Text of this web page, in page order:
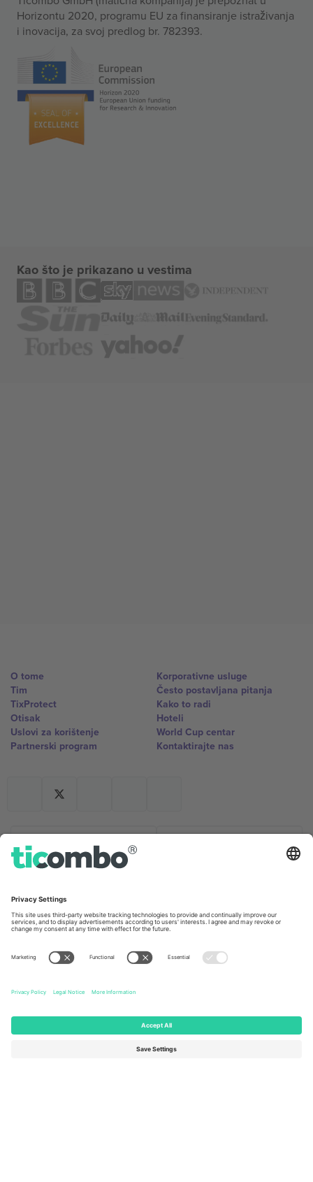
Horizontu 2020, programu EU za finansiranje istraživanja
i inovacija, za svoj predlog br. 782393.
Kao što je prikazano u vestima
O tome
Tim
TixProtect
Otisak
Uslovi za korištenje
Partnerski program
Korporativne usluge
Često postavljana pitanja
Kako to radi
Hoteli
World Cup centar
Kontaktirajte nas
Germany
Berlin, Germany
United Kingdom
London, EC1V 1AW, United
United States
131 Continental Dr, Suite 305,
Newark, Delaware 19713, United
Dorfstrasse 52a, 6390
Engelberg, Switzerland